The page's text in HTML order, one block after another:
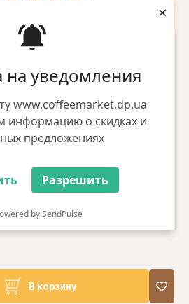
на уведомления
www.coffeemarket.dp.ua
информацию о скидках и
предложениях
Разрешить
by SendPulse
×
5000 грн
В корзину